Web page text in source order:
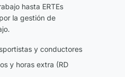
hasta ERTEs
la gestión de
y conductores
y horas extra (RD